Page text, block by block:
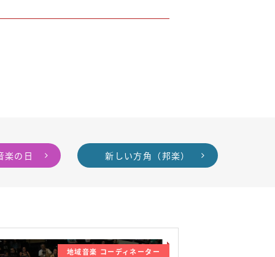
楽の日 新しい方角（邦楽）
地域音楽 コーディネーター